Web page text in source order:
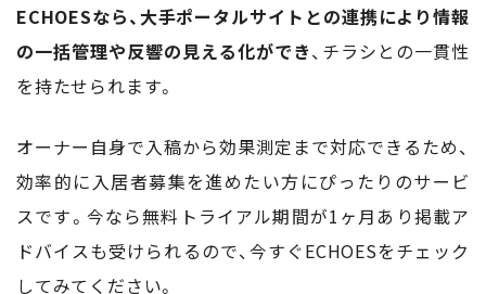
ECHOESなら、大手ポータルサイトとの連携により情報
の一括管理や反響の見える化ができ、チラシとの一貫性
を持たせられます。
オーナー自身で入稿から効果測定まで対応できるため、
効率的に入居者募集を進めたい方にぴったりのサービ
スです。今なら無料トライアル期間が1ヶ月あり掲載ア
ドバイスも受けられるので、今すぐECHOESをチェック
してみてください。